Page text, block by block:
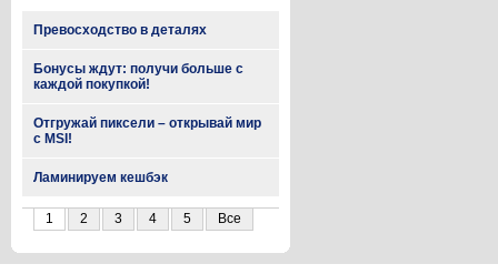
Превосходство в деталях
Бонусы ждут: получи больше с
каждой покупкой!
Отгружай пиксели – открывай мир
с MSI!
Ламинируем кешбэк
1 2 3 4 5 Все